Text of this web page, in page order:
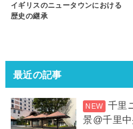
イギリスのニュータウンにおける
歴史の継承
最近の記事
千里
景@千里